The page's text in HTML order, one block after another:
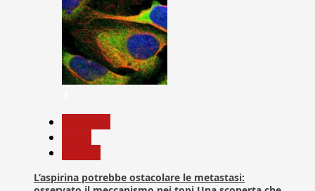
L’aspirina potrebbe ostacolare le metastasi: